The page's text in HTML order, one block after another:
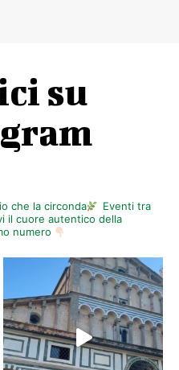
su
che la circonda
Eventi tra
il cuore autentico della
numero